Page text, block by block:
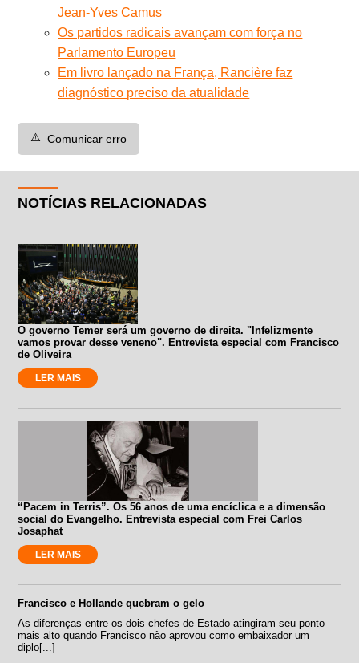
Jean-Yves Camus
Os partidos radicais avançam com força no
Parlamento Europeu
Em livro lançado na França, Rancière faz
diagnóstico preciso da atualidade
⚠️ Comunicar erro
NOTÍCIAS RELACIONADAS
O governo Temer será um governo de direita. "Infelizmente
vamos provar desse veneno". Entrevista especial com Francisco
de Oliveira
LER MAIS
“Pacem in Terris”. Os 56 anos de uma encíclica e a dimensão
social do Evangelho. Entrevista especial com Frei Carlos
Josaphat
LER MAIS
Francisco e Hollande quebram o gelo
As diferenças entre os dois chefes de Estado atingiram seu ponto
mais alto quando Francisco não aprovou como embaixador um
diplo[...]